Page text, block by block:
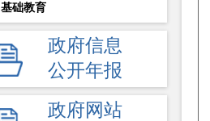
基础教育
职业与成人教育
高等教育
民办教育
教师工作
政府信息
公开年报
政府网站